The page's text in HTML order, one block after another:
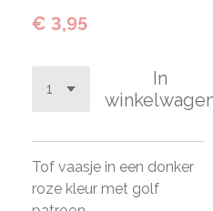
€ 3,95
In
Tof vaasje in een donker
roze kleur met golf